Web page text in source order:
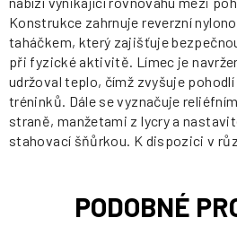
Konstrukce zahrnuje reverzní
taháčkem, který zajišťuje
při fyzické aktivitě. Límec je
udržoval teplo, čímž zvyšuje
tréninků. Dále se vyznačuje
straně, manžetami z lycry a
stahovací šňůrkou. K dispozici v